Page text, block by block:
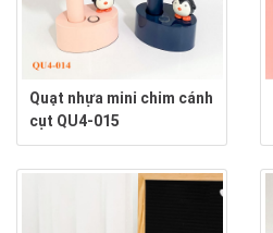
Quạt nhựa mini chim cánh
cụt QU4-015